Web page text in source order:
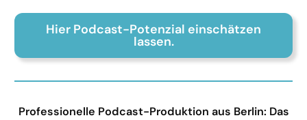
Hier Podcast-Potenzial einschätzen
lassen.
Professionelle Podcast-Produktion aus Berlin: Das